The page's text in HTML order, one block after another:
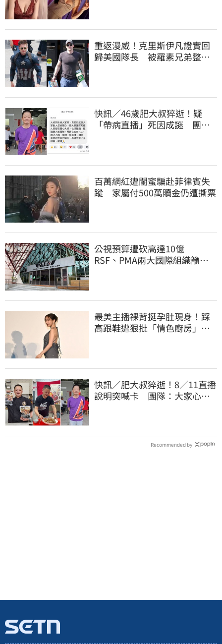
重返漫威！克里斯伊凡證實回
歸美國隊長 被羅素兄弟整到
快訊／46歲肥大叔猝逝！疑
「帶病直播」死因成謎 團隊
百萬網紅遭閨蜜騙赴菲律賓失
蹤 家屬付500萬贖金仍遭撕票
公視預算遭砍高達10億
RSF、PMA兩大國際組織籲撤
最美主播裸背挺孕肚現身！踩
高跟鞋遭狠批「情色廚房」：
快訊／肥大叔猝逝！8／11直播
說明突喊卡 團隊：大家心情
Recommended by